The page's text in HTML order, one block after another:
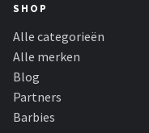
SHOP
Alle categorieën
Alle merken
Blog
Partners
Barbies